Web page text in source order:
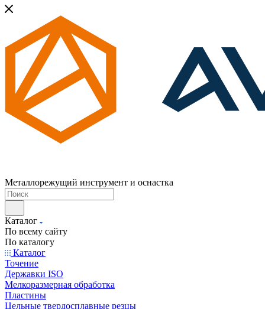
Металлорежущий инструмент и оснастка
Каталог
По всему сайту
По каталогу
Каталог
Точение
Державки ISO
Мелкоразмерная обработка
Пластины
Цельные твердосплавные резцы